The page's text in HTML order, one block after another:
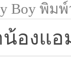
Boy พิม
น้องแ